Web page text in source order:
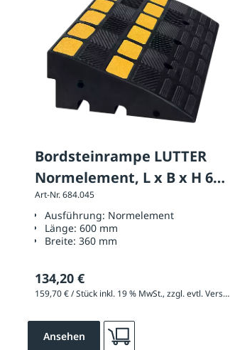
Bordsteinrampe LUTTER
Normelement, L x B x H 600
x 360 x 150 mm
Art-Nr. 684.045
Ausführung: Normelement
Länge: 600 mm
Breite: 360 mm
134,20 €
159,70 € / Stück inkl. 19 % MwSt., zzgl. evtl. Versandkosten
Ansehen